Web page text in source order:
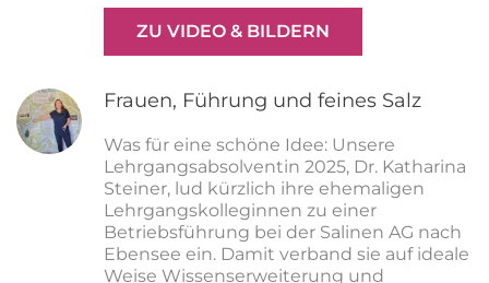
ZU VIDEO & BILDERN
Frauen, Führung und feines Salz
Was für eine schöne Idee: Unsere
Lehrgangsabsolventin 2025, Dr. Katharina
Steiner, lud kürzlich ihre ehemaligen
Lehrgangskolleginnen zu einer
Betriebsführung bei der Salinen AG nach
Ebensee ein. Damit verband sie auf ideale
Weise Wissenserweiterung und